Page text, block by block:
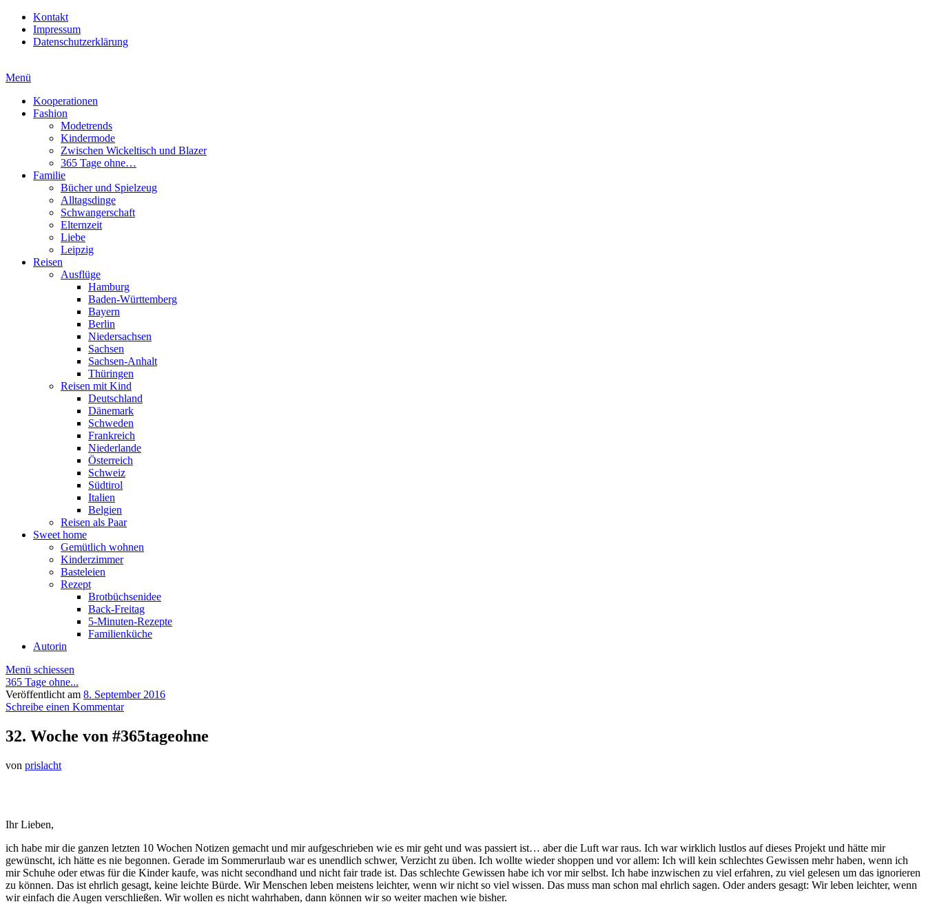
Kontakt
Impressum
Datenschutzerklärung
Menü
Kooperationen
Fashion
Modetrends
Kindermode
Zwischen Wickeltisch und Blazer
365 Tage ohne…
Familie
Bücher und Spielzeug
Alltagsdinge
Schwangerschaft
Elternzeit
Liebe
Leipzig
Reisen
Ausflüge
Hamburg
Baden-Württemberg
Bayern
Berlin
Niedersachsen
Sachsen
Sachsen-Anhalt
Thüringen
Reisen mit Kind
Deutschland
Dänemark
Schweden
Frankreich
Niederlande
Österreich
Schweiz
Südtirol
Italien
Belgien
Reisen als Paar
Sweet home
Gemütlich wohnen
Kinderzimmer
Basteleien
Rezept
Brotbüchsenidee
Back-Freitag
5-Minuten-Rezepte
Familienküche
Autorin
Menü schiessen
365 Tage ohne...
Veröffentlicht am 8. September 2016
Schreibe einen Kommentar
32. Woche von #365tageohne
von prislacht
Ihr Lieben,
ich habe mir die ganzen letzten 10 Wochen Notizen gemacht und mir aufgeschrieben wie es mir geht und was passiert ist… aber die Luft war raus. Ich war wirklich lustlos auf dieses Projekt und hätte mir
gewünscht, ich hätte es nie begonnen. Gerade im Sommerurlaub war es unendlich schwer, Verzicht zu üben. Ich wollte wieder shoppen und vor allem: Ich will kein schlechtes Gewissen mehr haben, wenn ich
mir Schuhe oder etwas für die Kinder kaufe, was nicht secondhand und nicht fair trade ist. Das schlechte Gewissen habe ich vor mir selbst. Ich habe inzwischen zu viel erfahren, zu viel gelesen um das ignorieren
zu können. Das ist ehrlich gesagt, keine leichte Bürde. Wir Menschen leben meistens leichter, wenn wir nicht so viel wissen. Das muss man schon mal ehrlich sagen. Oder anders gesagt: Wir leben leichter, wenn
wir einfach die Augen verschließen. Wir wollen es nicht wahrhaben, dann können wir so weiter machen wie bisher.